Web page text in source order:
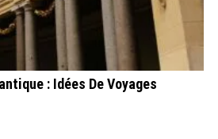
: Idées De Voyages